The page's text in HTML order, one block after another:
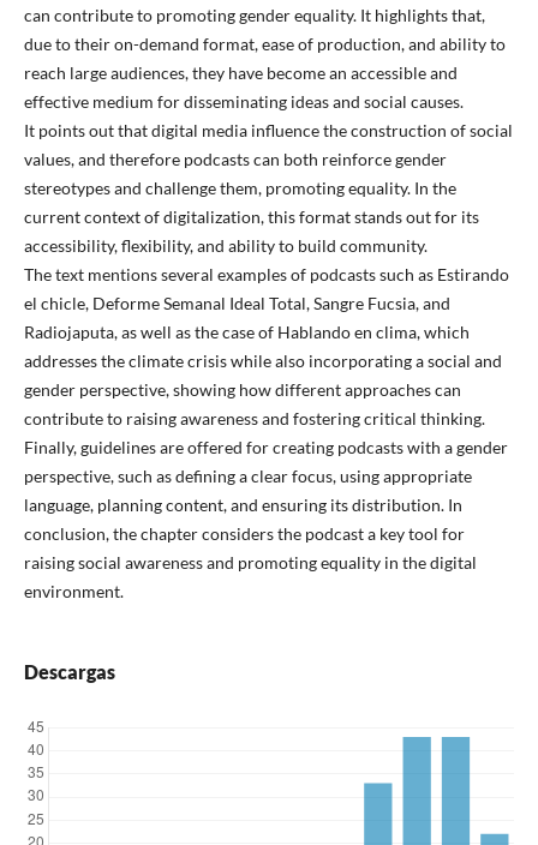
can contribute to promoting gender equality. It highlights that,
due to their on-demand format, ease of production, and ability to
reach large audiences, they have become an accessible and
effective medium for disseminating ideas and social causes.
It points out that digital media influence the construction of social
values, and therefore podcasts can both reinforce gender
stereotypes and challenge them, promoting equality. In the
current context of digitalization, this format stands out for its
accessibility, flexibility, and ability to build community.
The text mentions several examples of podcasts such as Estirando
el chicle, Deforme Semanal Ideal Total, Sangre Fucsia, and
Radiojaputa, as well as the case of Hablando en clima, which
addresses the climate crisis while also incorporating a social and
gender perspective, showing how different approaches can
contribute to raising awareness and fostering critical thinking.
Finally, guidelines are offered for creating podcasts with a gender
perspective, such as defining a clear focus, using appropriate
language, planning content, and ensuring its distribution. In
conclusion, the chapter considers the podcast a key tool for
raising social awareness and promoting equality in the digital
environment.
Descargas